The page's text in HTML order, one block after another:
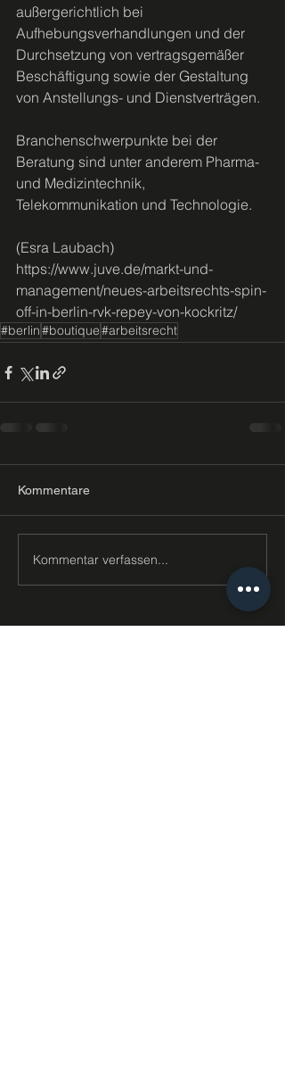
außergerichtlich bei
Aufhebungsverhandlungen und der
Durchsetzung von vertragsgemäßer
Beschäftigung sowie der Gestaltung
von Anstellungs- und Dienstverträgen.
Branchenschwerpunkte bei der
Beratung sind unter anderem Pharma-
und Medizintechnik,
Telekommunikation und Technologie.
(Esra Laubach)
https://www.juve.de/markt-und-
management/neues-arbeitsrechts-spin-
off-in-berlin-rvk-repey-von-kockritz/
#berlin#boutique#arbeitsrecht
Kommentare
Kommentar verfassen...